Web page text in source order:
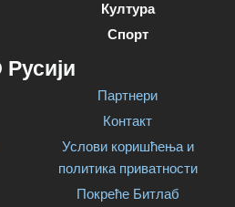
Култура
Спорт
Русији
Партнери
Контакт
Услови коришћења и
политика приватности
Покреће Битлаб